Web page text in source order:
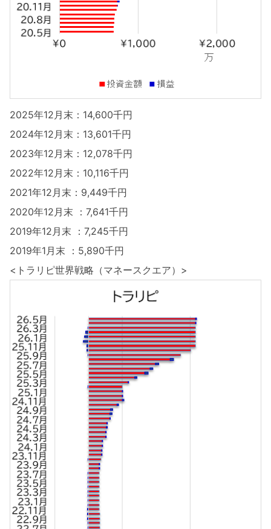
2025年12月末：14,600千円
2024年12月末：13,601千円
2023年12月末：12,078千円
2022年12月末：10,116千円
2021年12月末：9,449千円
2020年12月末 ：7,641千円
2019年12月末 ：7,245千円
2019年1月末 ：5,890千円
<トラリピ世界戦略（マネースクエア）>